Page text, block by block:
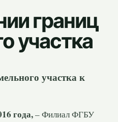
границ
участка
участка к
года,– Филиал ФГБУ